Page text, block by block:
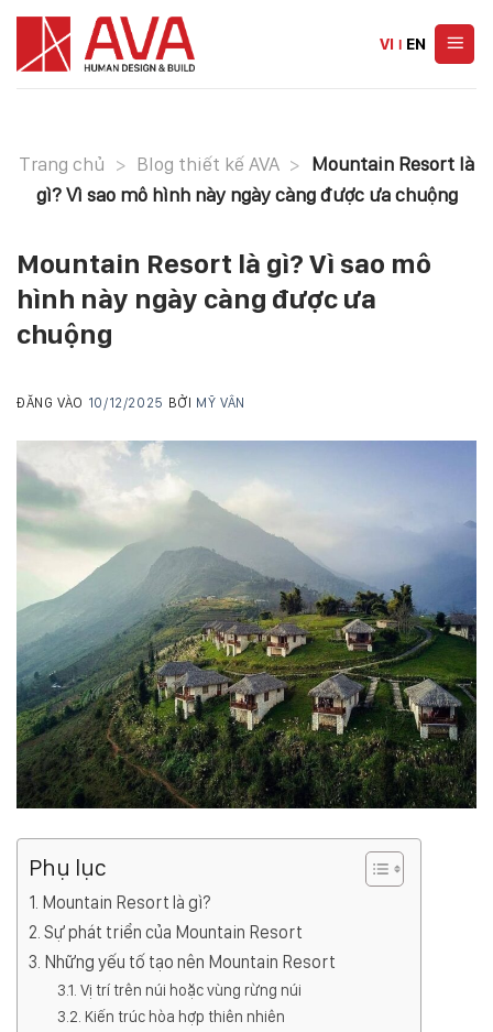
Skip
content
VI | EN
Trang chủ > Blog thiết kế AVA > Mountain Resort là
gì? Vì sao mô hình này ngày càng được ưa chuộng
Mountain Resort là gì? Vì sao mô
hình này ngày càng được ưa
chuộng
ĐĂNG VÀO 10/12/2025 BỞI MỸ VÂN
Phụ lục
Mountain Resort là gì?
Sự phát triển của Mountain Resort
Những yếu tố tạo nên Mountain Resort
Vị trí trên núi hoặc vùng rừng núi
Kiến trúc hòa hợp thiên nhiên